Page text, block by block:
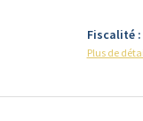
Fiscalité :
Plus de